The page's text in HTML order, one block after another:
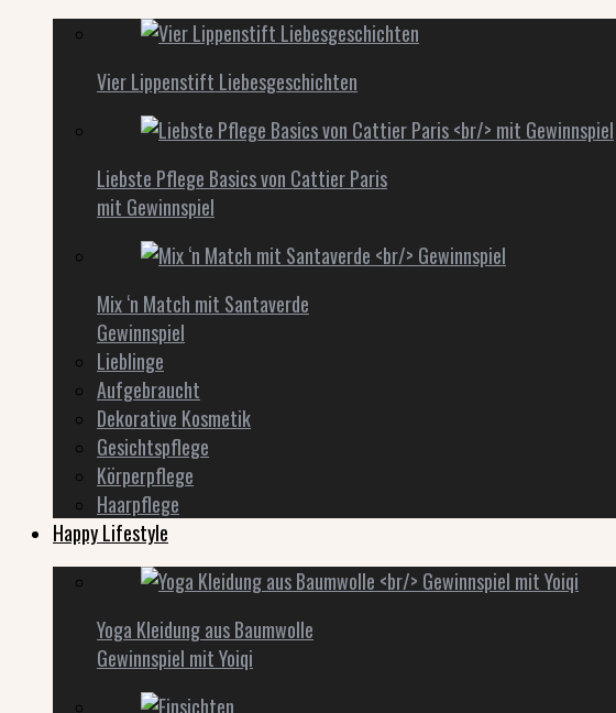
Vier Lippenstift Liebesgeschichten
Liebste Pflege Basics von Cattier Paris
mit Gewinnspiel
Mix ‘n Match mit Santaverde
Gewinnspiel
Lieblinge
Aufgebraucht
Dekorative Kosmetik
Gesichtspflege
Körperpflege
Haarpflege
Happy Lifestyle
Yoga Kleidung aus Baumwolle
Gewinnspiel mit Yoiqi